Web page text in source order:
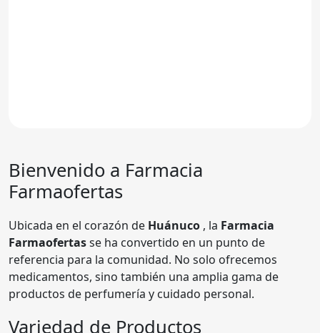
Bienvenido a Farmacia
Farmaofertas
Ubicada en el corazón de Huánuco , la Farmacia
Farmaofertasse ha convertido en un punto de
referencia para la comunidad. No solo ofrecemos
medicamentos, sino también una amplia gama de
productos de perfumería y cuidado personal.
Variedad de Productos